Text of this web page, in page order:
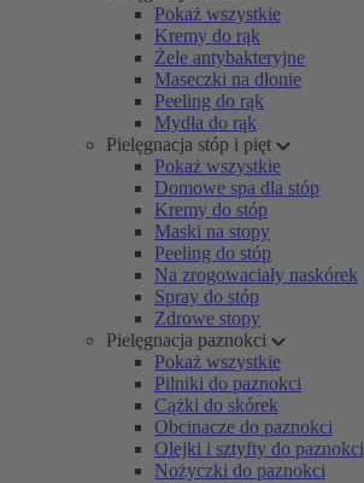
Pokaż wszystkie
Kremy do rąk
Żele antybakteryjne
Maseczki na dłonie
Peeling do rąk
Mydła do rąk
Pielęgnacja stóp i pięt
Pokaż wszystkie
Domowe spa dla stóp
Kremy do stóp
Maski na stopy
Peeling do stóp
Na zrogowaciały naskórek
Spray do stóp
Zdrowe stopy
Pielęgnacja paznokci
Pokaż wszystkie
Pilniki do paznokci
Cążki do skórek
Obcinacze do paznokci
Olejki i sztyfty do paznokci
Nożyczki do paznokci